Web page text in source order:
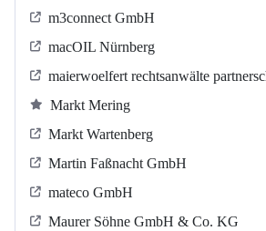
m3connect GmbH
macOIL Nürnberg
maierwoelfert rechtsanwälte
Markt Mering
Markt Wartenberg
Martin Faßnacht GmbH
mateco GmbH
Maurer Söhne GmbH & Co. KG